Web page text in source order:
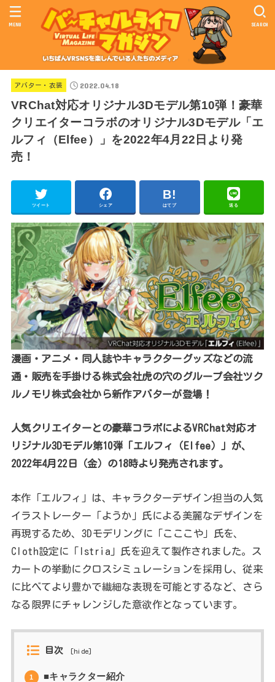
SEARCH
MENU
アバター・衣装 2022.04.18
VRChat対応オリジナル3Dモデル第10弾！豪華
クリエイターコラボのオリジナル3Dモデル「エ
ルフィ（Elfee）」を2022年4月22日より発
売！
ツイート シェア はてブ 送る
漫画・アニメ・同人誌やキャラクターグッズなどの流
通・販売を手掛ける株式会社虎の穴のグループ会社ツク
ルノモリ株式会社から新作アバターが登場！
人気クリエイターとの豪華コラボによるVRChat対応オ
リジナル3Dモデル第10弾「エルフィ（Elfee）」が、
2022年4月22日（金）の18時より発売されます。
本作「エルフィ」は、キャラクターデザイン担当の人気
イラストレーター「ようか」氏による美麗なデザインを
再現するため、3Dモデリングに「こここや」氏を、
Cloth設定に「Istria」氏を迎えて製作されました。ス
カートの挙動にクロスシミュレーションを採用し、従来
に比べてより豊かで繊細な表現を可能とするなど、さら
なる限界にチャレンジした意欲作となっています。
目次 [hide]
1 ■キャラクター紹介